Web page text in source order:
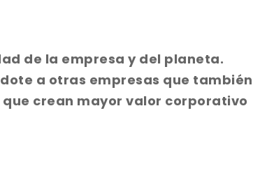
de la empresa y del planeta.
a otras empresas que también
crean mayor valor corporativo